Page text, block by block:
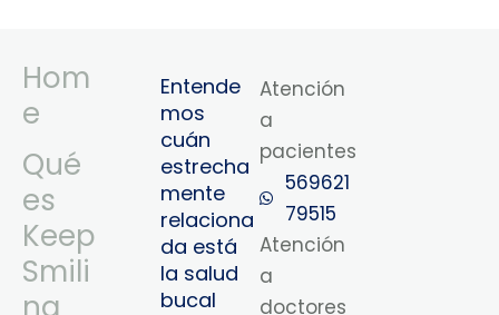
Hom
e
Qué
es
Keep
Smili
ng
Entende
mos
cuán
estrecha
mente
relaciona
da está
la salud
bucal
Atención
a
pacientes
569621
79515‬
Atención
a
doctores